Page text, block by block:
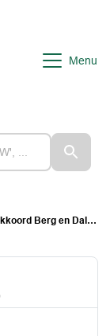
Menu
Berg en Dal 2026-2030